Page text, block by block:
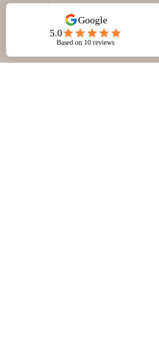
retour d'expérience
Analyse de pratique
professionnelle